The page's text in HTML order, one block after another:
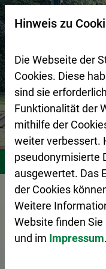
Zur Startseite
Zum Seitenanfang
Zur Navigation/Menü
Zur Suche springen
Zum Inhalt springen
Zum Fußbereich
Stadtleben
Vorlesen
Hinweis zu
Die Webseite der
Cookies. Diese
sind sie
Funktionalität der
mithilfe der
weiter verbessert.
pseudonymisierte
ausgewertet. Das
der Cookies
Weitere
Website finden Sie
und im Impressum.